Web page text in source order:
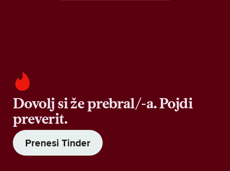
Dovolj si že prebral/-a. Pojdi
preverit.
Prenesi Tinder